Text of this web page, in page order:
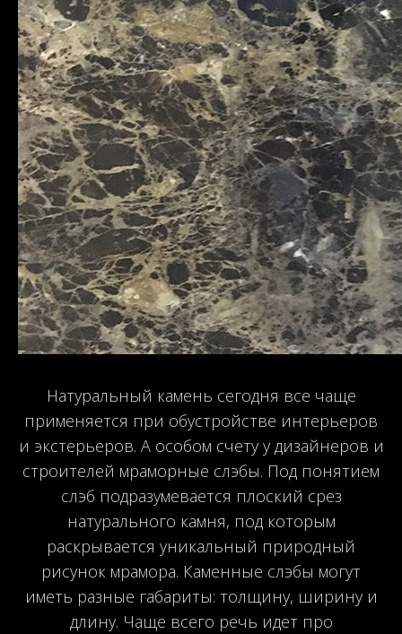
Натуральный камень сегодня все чаще
применяется при обустройстве интерьеров
и экстерьеров. А особом счету у дизайнеров и
строителей мраморные слэбы. Под понятием
слэб подразумевается плоский срез
натурального камня, под которым
раскрывается уникальный природный
рисунок мрамора. Каменные слэбы могут
иметь разные габариты: толщину, ширину и
длину. Чаще всего речь идет про